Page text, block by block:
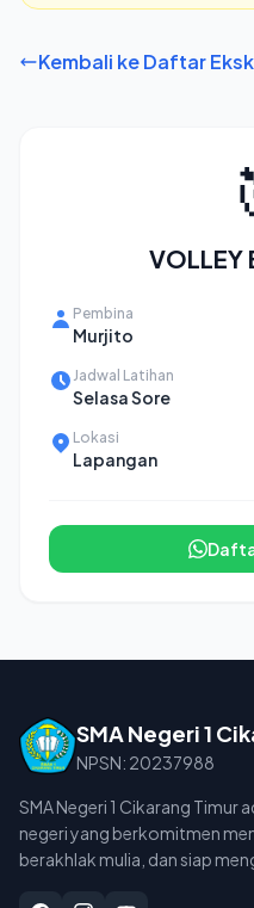
Kembali ke Daftar
VOLLEY
Pembina
Murjito
Jadwal Latihan
Selasa Sore
Lokasi
Lapangan
SMA Negeri 1
NPSN: 20237988
SMA Negeri 1 Cikarang Timur
negeri yang berkomitmen
berakhlak mulia, dan siap